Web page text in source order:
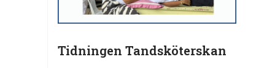
en särskild sektionTidningen Tandsköterskan